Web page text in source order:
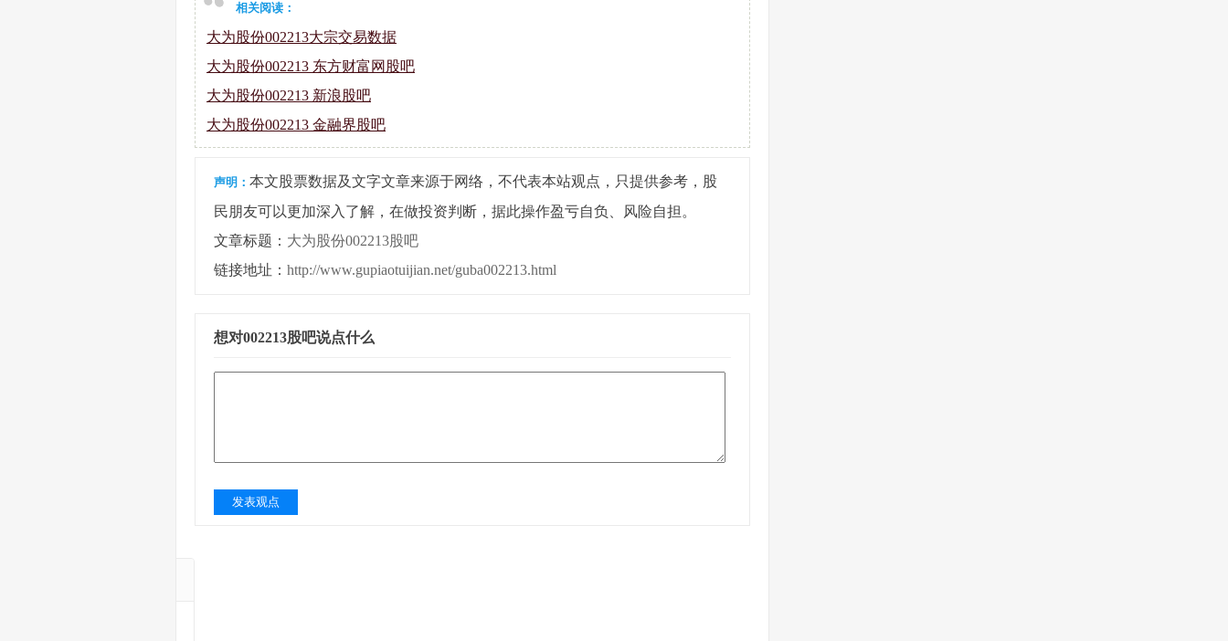
相关阅读：
大为股份002213大宗交易数据
大为股份002213 东方财富网股吧
大为股份002213 新浪股吧
大为股份002213 金融界股吧
声明： 本文股票数据及文字文章来源于网络，不代表本站观点，只提供参考，股
民朋友可以更加深入了解，在做投资判断，据此操作盈亏自负、风险自担。
文章标题： 大为股份002213股吧
链接地址： http://www.gupiaotuijian.net/guba002213.html
想对002213股吧说点什么
发表观点